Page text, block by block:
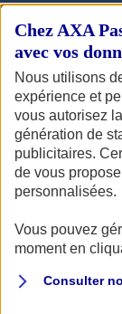
Chez AXA
avec vos
Nous utilisons
expérience et
vous autorisez
génération de
publicitaires.
de vous
personnalisées.
Vous pouvez
moment en
Consulter
Bons